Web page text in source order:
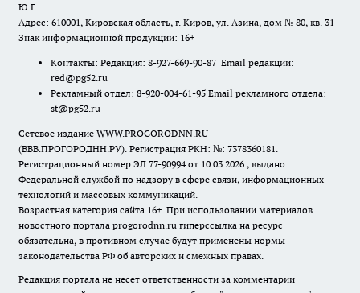
Ю.Г.
Адрес: 610001, Кировская область, г. Киров, ул. Азина, дом № 80, кв. 31
Знак информационной продукции: 16+
Контакты: Редакция: 8-927-669-90-87 Email редакции:
red@pg52.ru
Рекламный отдел: 8-920-004-61-95 Email рекламного отдела:
st@pg52.ru
Сетевое издание WWW.PROGORODNN.RU
(ВВВ.ПРОГОРОДНН.РУ). Регистрация РКН: №: 7378360181.
Регистрационный номер ЭЛ 77-90994 от 10.03.2026., выдано
Федеральной службой по надзору в сфере связи, информационных
технологий и массовых коммуникаций.
Возрастная категория сайта 16+. При использовании материалов
новостного портала progorodnn.ru гиперссылка на ресурс
обязательна, в противном случае будут применены нормы
законодательства РФ об авторских и смежных правах.
Редакция портала не несет ответственности за комментарии